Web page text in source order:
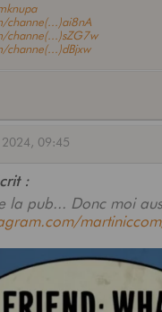
channe(...)ai8nA
channe(...)sZG7w
channe(...)dBjxw
09:45
:
la pub... Donc moi